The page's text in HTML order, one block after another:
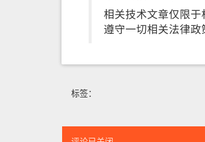
相关技术文章仅限
遵守一切相关法律政
标签：